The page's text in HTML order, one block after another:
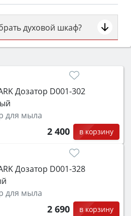
духовой шкаф?
с типом (газовый или
объём 50–70 л для семьи,
гриль, самоочистка,
Дозатор D001-302
для мыла
2 400 в корзину
Дозатор D001-328
для мыла
2 690 в корзину